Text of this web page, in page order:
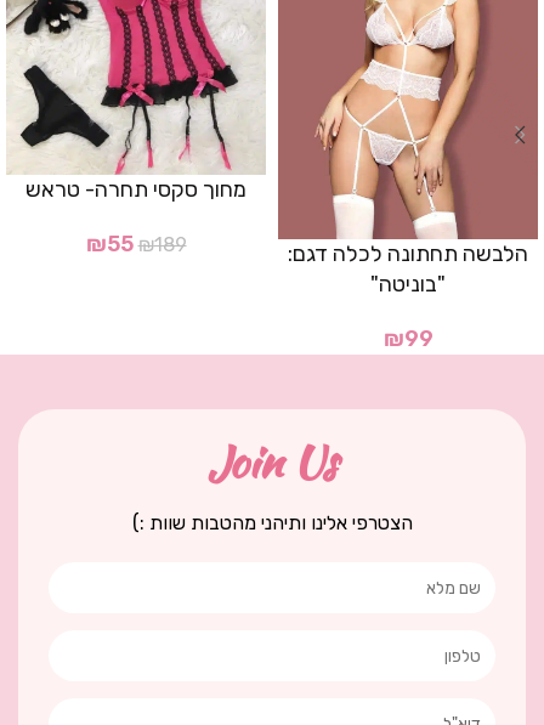
הלבשה תחתונה לכלה דגם:
"בוניטה"
₪99
מחוך סקסי תחרה- טראש
₪189
₪55
Join Us
הצטרפי אלינו ותיהני מהטבות שוות :)